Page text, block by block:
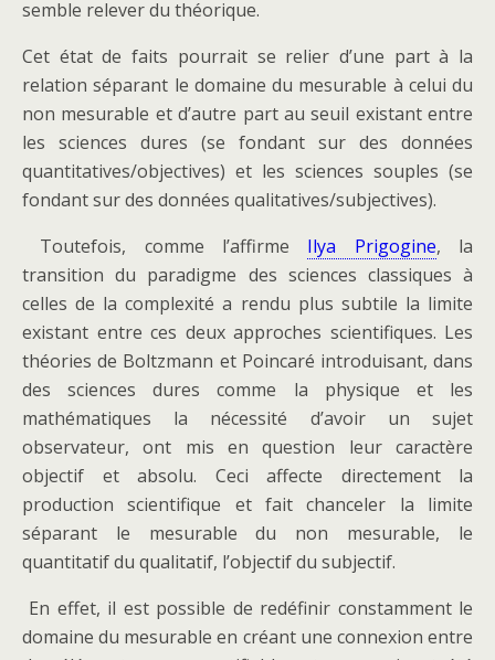
semble relever du théorique.
Cet état de faits pourrait se relier d’une part à la
relation séparant le domaine du mesurable à celui du
non mesurable et d’autre part au seuil existant entre
les sciences dures (se fondant sur des données
quantitatives/objectives) et les sciences souples (se
fondant sur des données qualitatives/subjectives).
Toutefois, comme l’affirme Ilya Prigogine, la
transition du paradigme des sciences classiques à
celles de la complexité a rendu plus subtile la limite
existant entre ces deux approches scientifiques. Les
théories de Boltzmann et Poincaré introduisant, dans
des sciences dures comme la physique et les
mathématiques la nécessité d’avoir un sujet
observateur, ont mis en question leur caractère
objectif et absolu. Ceci affecte directement la
production scientifique et fait chanceler la limite
séparant le mesurable du non mesurable, le
quantitatif du qualitatif, l’objectif du subjectif.
En effet, il est possible de redéfinir constamment le
domaine du mesurable en créant une connexion entre